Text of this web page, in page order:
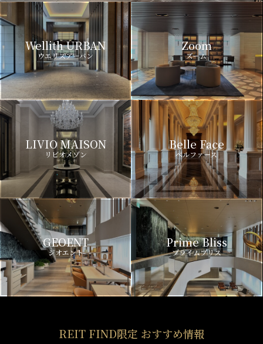
Wellith URBAN
ウエリスアーバン
Zoom
ズーム
LIVIO MAISON
リビオメゾン
Belle Face
ベルファース
GEOENT
ジオエント
Prime Bliss
プライムブリス
REIT FIND限定 おすすめ情報